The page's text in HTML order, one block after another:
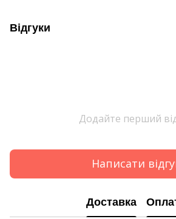
Відгуки
Додайте перший
Написати
Доставка